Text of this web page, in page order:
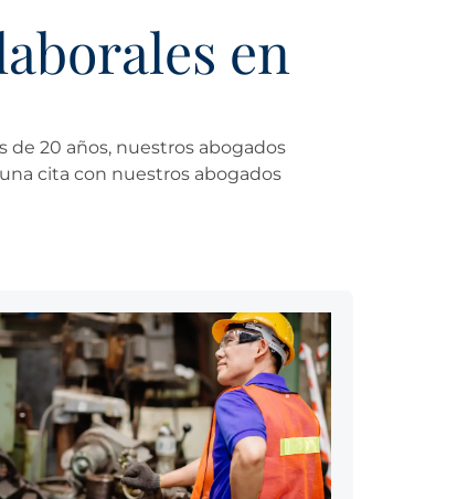
en
de 20 años, nuestros abogados
cita con nuestros abogados